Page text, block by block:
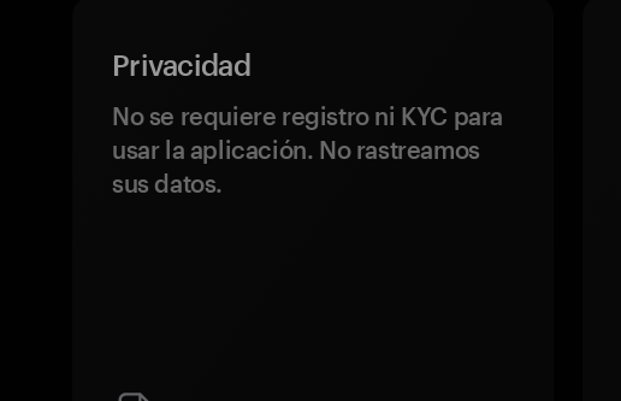
Privacidad
No se requiere registro ni KYC para
usar la aplicación. No rastreamos
sus datos.